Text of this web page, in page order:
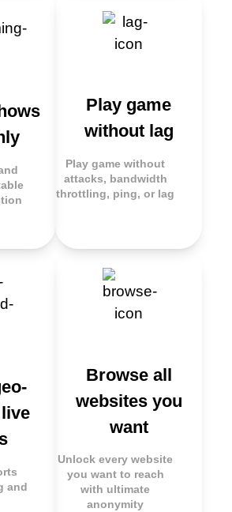
Play game
without lag
Play game without
attacks, bandwidth
throttling, ping, or lag
and
Browse all
websites you
want
Unlock every website
you want to reach
with ultimate
anonymity